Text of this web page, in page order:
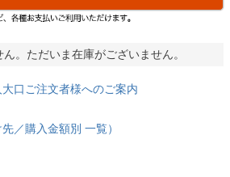
。ただいま在庫がございません。
口ご注文者様へのご案内
／購入金額別 一覧）